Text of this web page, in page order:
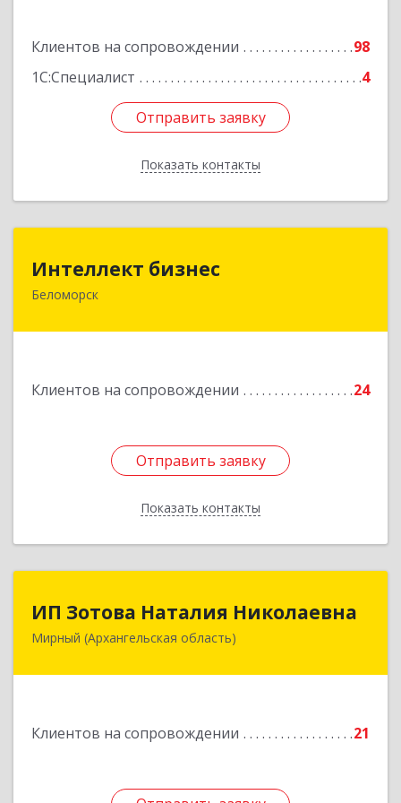
Клиентов на сопровождении
98
1С:Специалист
4
Отправить заявку
Показать контакты
Отправить заявку
Назад
Интеллект бизнес
Беломорск
Клиентов на сопровождении 24
Отправить заявку
Показать контакты
Отправить заявку
Назад
ИП Зотова Наталия Николаевна
Мирный (Архангельская область)
Клиентов на сопровождении 21
164170, г.Мирный, Архангельской обл.,